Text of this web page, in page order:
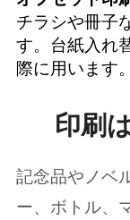
チラシや冊子
す。台紙入れ
際に用います。
印刷
記念品やノベ
ー、ボトル、